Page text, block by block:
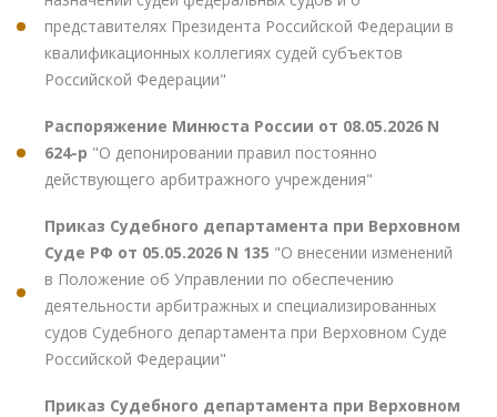
представителях Президента Российской Федерации в
квалификационных коллегиях судей субъектов
Российской Федерации"
Распоряжение Минюста России от 08.05.2026 N
624-р "О депонировании правил постоянно
действующего арбитражного учреждения"
Приказ Судебного департамента при Верховном
Суде РФ от 05.05.2026 N 135 "О внесении изменений
в Положение об Управлении по обеспечению
деятельности арбитражных и специализированных
судов Судебного департамента при Верховном Суде
Российской Федерации"
Приказ Судебного департамента при Верховном